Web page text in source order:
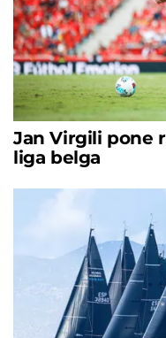
Jan Virgili pone
liga belga